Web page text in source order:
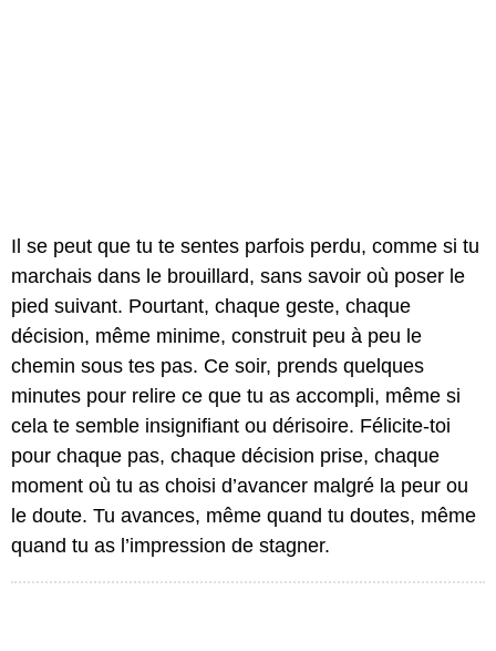
Il se peut que tu te sentes parfois perdu, comme si tu
marchais dans le brouillard, sans savoir où poser le
pied suivant. Pourtant, chaque geste, chaque
décision, même minime, construit peu à peu le
chemin sous tes pas. Ce soir, prends quelques
minutes pour relire ce que tu as accompli, même si
cela te semble insignifiant ou dérisoire. Félicite-toi
pour chaque pas, chaque décision prise, chaque
moment où tu as choisi d’avancer malgré la peur ou
le doute. Tu avances, même quand tu doutes, même
quand tu as l’impression de stagner.